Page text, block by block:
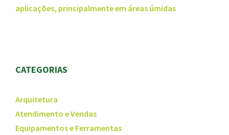
aplicações, principalmente em áreas úmidas
CATEGORIAS
Arquitetura
Atendimento e Vendas
Equipamentos e Ferramentas